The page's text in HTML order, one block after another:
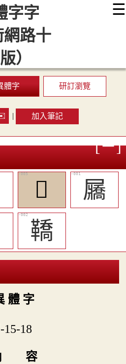
☰
編輯說明
網站導覽
體字 研訂瀏覽
| 加入筆記
󷙓
屫
鞽
體 字
15-18
容